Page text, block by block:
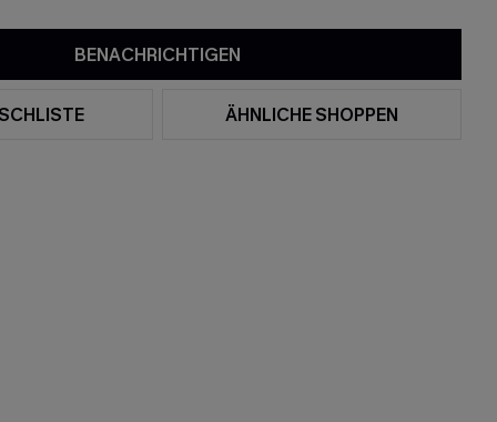
BENACHRICHTIGEN
ÄHNLICHE SHOPPEN